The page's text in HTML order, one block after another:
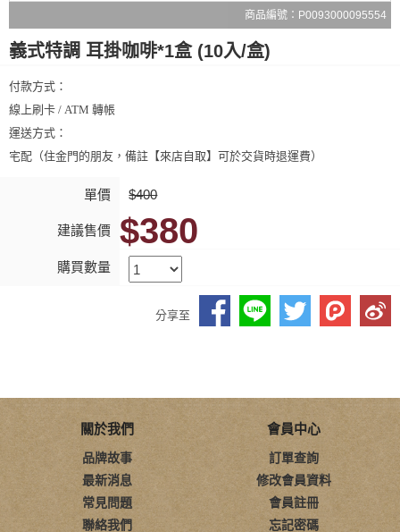
商品編號：P0093000095554
義式特調 耳掛咖啡*1盒 (10入/盒)
付款方式：
線上刷卡 / ATM 轉帳
運送方式：
宅配（住金門的朋友，備註【來店自取】可於交貨時退運費）
單價 $400
建議售價 $380
購買數量
分享至
關於我們
品牌故事
最新消息
常見問題
聯絡我們
會員中心
訂單查詢
修改會員資料
會員註冊
忘記密碼